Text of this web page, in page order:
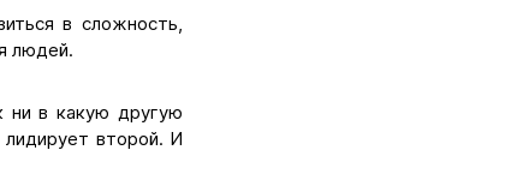
в сложность,
людей.
ни в какую другую
второй. И